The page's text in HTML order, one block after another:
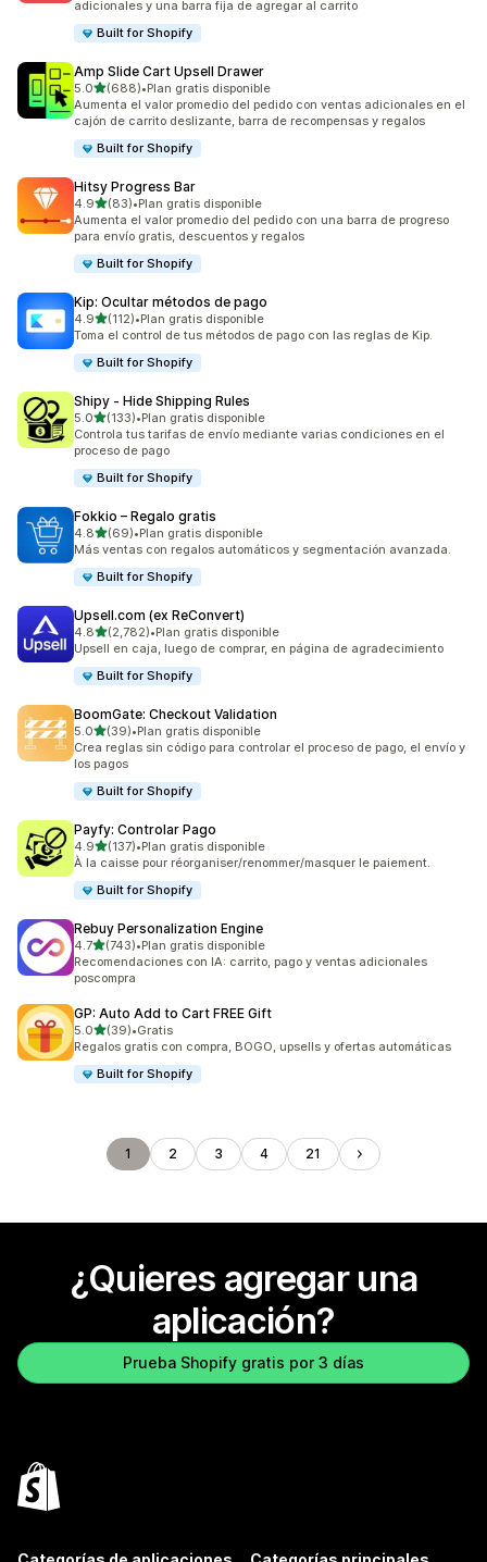
adicionales y una barra fija de agregar al carrito
Built for Shopify
Amp Slide Cart Upsell Drawer
5.0de 5 estrellas
(688)
688 reseñas en total
•Plan gratis disponible
Aumenta el valor promedio del pedido con ventas adicionales en el
cajón de carrito deslizante, barra de recompensas y regalos
Built for Shopify
Hitsy Progress Bar
4.9de 5 estrellas
(83)
83 reseñas en total
•Plan gratis disponible
Aumenta el valor promedio del pedido con una barra de progreso
para envío gratis, descuentos y regalos
Built for Shopify
Kip: Ocultar métodos de pago
4.9de 5 estrellas
(112)
112 reseñas en total
•Plan gratis disponible
Toma el control de tus métodos de pago con las reglas de Kip.
Built for Shopify
Shipy ‑ Hide Shipping Rules
5.0de 5 estrellas
(133)
133 reseñas en total
•Plan gratis disponible
Controla tus tarifas de envío mediante varias condiciones en el
proceso de pago
Built for Shopify
Fokkio – Regalo gratis
4.8de 5 estrellas
(69)
69 reseñas en total
•Plan gratis disponible
Más ventas con regalos automáticos y segmentación avanzada.
Built for Shopify
Upsell.com (ex ReConvert)
4.8de 5 estrellas
(2,782)
2782 reseñas en total
•Plan gratis disponible
Upsell en caja, luego de comprar, en página de agradecimiento
Built for Shopify
BoomGate: Checkout Validation
5.0de 5 estrellas
(39)
39 reseñas en total
•Plan gratis disponible
Crea reglas sin código para controlar el proceso de pago, el envío y
los pagos
Built for Shopify
Payfy: Controlar Pago
4.9de 5 estrellas
(137)
137 reseñas en total
•Plan gratis disponible
À la caisse pour réorganiser/renommer/masquer le paiement.
Built for Shopify
Rebuy Personalization Engine
4.7de 5 estrellas
(743)
743 reseñas en total
•Plan gratis disponible
Recomendaciones con IA: carrito, pago y ventas adicionales
poscompra
GP: Auto Add to Cart FREE Gift
5.0de 5 estrellas
(39)
39 reseñas en total
•Gratis
Regalos gratis con compra, BOGO, upsells y ofertas automáticas
Built for Shopify
1 2 3 4 21
¿Quieres agregar una
aplicación?
Prueba Shopify gratis por 3 días